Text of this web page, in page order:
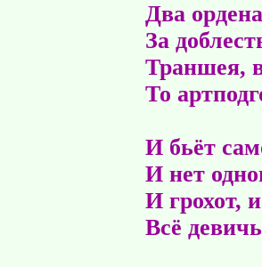
Два
За
Траншея,
То
И бьёт
И нет
И грохот,
Всё